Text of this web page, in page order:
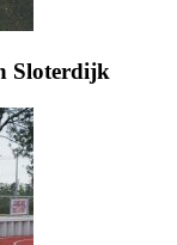
Sloterdijk